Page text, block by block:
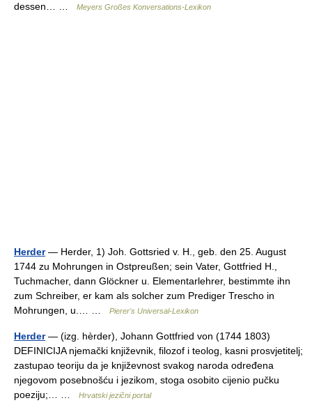
dessen… …
Meyers Großes Konversations-Lexikon
Herder— Herder, 1) Joh. Gottsried v. H., geb. den 25. August
1744 zu Mohrungen in Ostpreußen; sein Vater, Gottfried H.,
Tuchmacher, dann Glöckner u. Elementarlehrer, bestimmte ihn
zum Schreiber, er kam als solcher zum Prediger Trescho in
Mohrungen, u.… …
Pierer's Universal-Lexikon
Herder— (izg. hèrder), Johann Gottfried von (1744 1803)
DEFINICIJA njemački književnik, filozof i teolog, kasni prosvjetitelj;
zastupao teoriju da je književnost svakog naroda određena
njegovom posebnošću i jezikom, stoga osobito cijenio pučku
poeziju;… …
Hrvatski jezični portal